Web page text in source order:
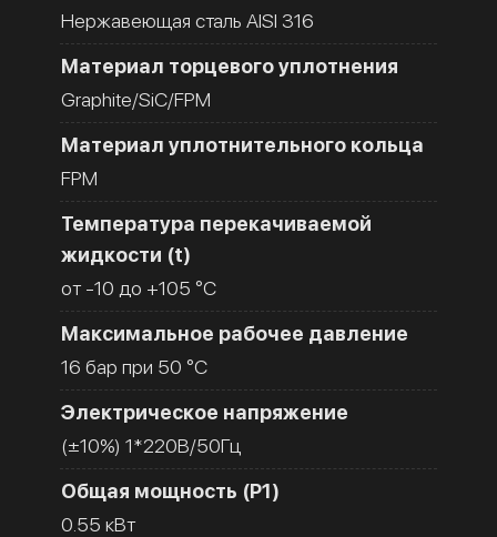
Нержавеющая сталь AISI 316
Материал торцевого уплотнения
Graphite/SiC/FPM
Материал уплотнительного кольца
FPM
Температура перекачиваемой
жидкости (t)
от -10 до +105 °C
Максимальное рабочее давление
16 бар при 50 °C
Электрическое напряжение
(±10%) 1*220В/50Гц
Общая мощность (Р1)
0.55 кВт